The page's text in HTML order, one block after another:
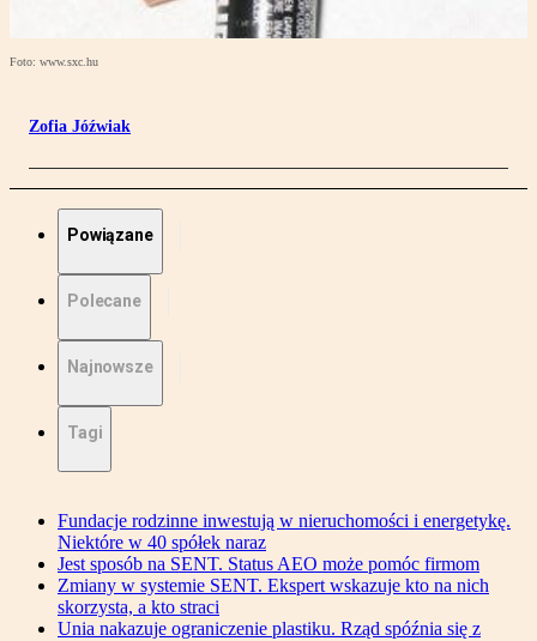
Foto: www.sxc.hu
Zofia Jóźwiak
Powiązane
Polecane
Najnowsze
Tagi
Fundacje rodzinne inwestują w nieruchomości i energetykę.
Niektóre w 40 spółek naraz
Jest sposób na SENT. Status AEO może pomóc firmom
Zmiany w systemie SENT. Ekspert wskazuje kto na nich
skorzysta, a kto straci
Unia nakazuje ograniczenie plastiku. Rząd spóźnia się z